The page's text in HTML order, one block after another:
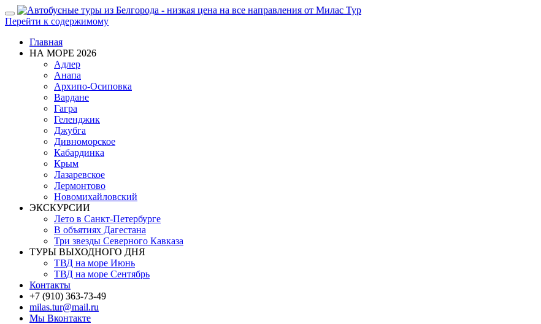
Показать/
Скрыть
навигацию
Перейти к содержимому
Главная
НА МОРЕ 2026
Адлер
Анапа
Архипо-Осиповка
Вардане
Гагра
Геленджик
Джубга
Дивноморское
Кабардинка
Крым
Лазаревское
Лермонтово
Новомихайловский
ЭКСКУРСИИ
Лето в Санкт-Петербурге
В объятиях Дагестана
Три звезды Северного Кавказа
ТУРЫ ВЫХОДНОГО ДНЯ
ТВД на море Июнь
ТВД на море Сентябрь
Контакты
+7 (910) 363-73-49
milas.tur@mail.ru
Мы Вконтакте